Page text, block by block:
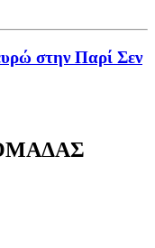
στην Παρί Σεν